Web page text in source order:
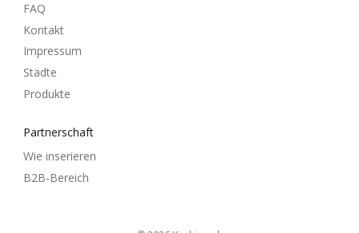
FAQ
Kontakt
Impressum
Städte
Produkte
Partnerschaft
Wie inserieren
B2B-Bereich